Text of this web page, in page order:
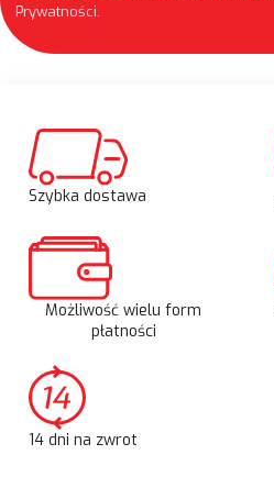
Prywatności.
Szybka dostawa
Możliwość wielu form
płatności
14 dni na zwrot